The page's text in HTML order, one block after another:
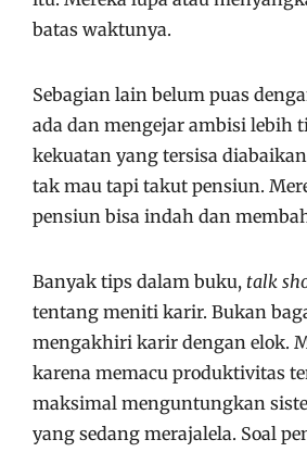
batas waktunya.
Sebagian lain belum puas
ada dan mengejar ambisi lebih
kekuatan yang tersisa
tak mau tapi takut pensiun.
pensiun bisa indah dan
Banyak tips dalam buku, talk
tentang meniti karir. Bukan
mengakhiri karir dengan elok.
karena memacu produktivitas
maksimal menguntungkan
yang sedang merajalela. Soal